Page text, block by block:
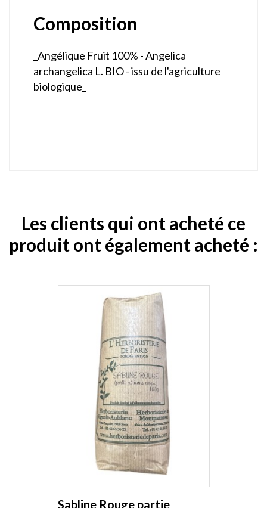
Composition
_Angélique Fruit 100% - Angelica
archangelica L. BIO - issu de l'agriculture
biologique_
Les clients qui ont acheté ce
produit ont également acheté :
Sabline Rouge partie